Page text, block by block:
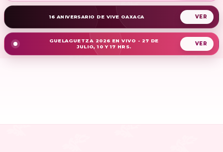
16 ANIVERSARIO DE VIVE OAXACA
GUELAGUETZA 2026 EN VIVO - 27 DE
JULIO, 10 Y 17 HRS.